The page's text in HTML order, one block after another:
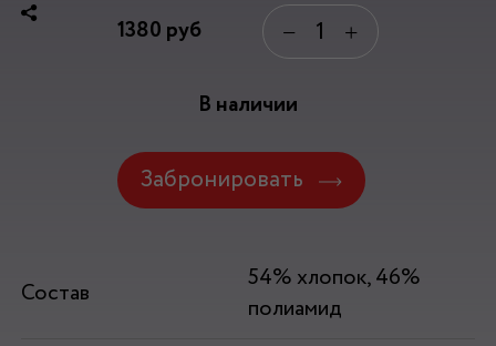
1380 руб − +
В наличии
Забронировать
Состав
54% хлопок, 46%
полиамид